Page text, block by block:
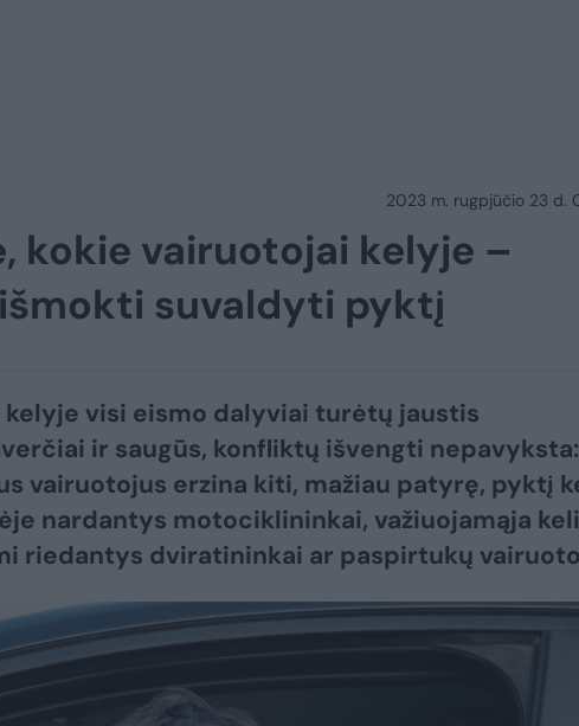
2023 m. rugpjūčio 23 d.
kokie vairuotojai kelyje –
suvaldyti pyktį
kelyje visi eismo dalyviai turėtų jaustis
ir saugūs, konfliktų išvengti nepavyksta:
vairuotojus erzina kiti, mažiau patyrę, pyktį
nardantys motociklininkai, važiuojamąja
riedantys dviratininkai ar paspirtukų